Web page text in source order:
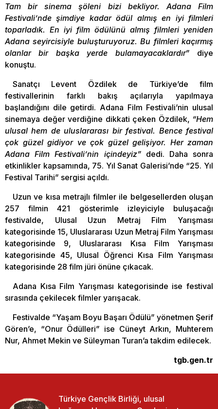
Tam bir sinema şöleni bizi bekliyor. Adana Film
Festivali’nde şimdiye kadar ödül almış en iyi filmleri
toparladık. En iyi film ödülünü almış filmleri yeniden
Adana seyircisiyle buluşturuyoruz. Bu filmleri kaçırmış
olanlar bir başka yerde bulamayacaklardır” diye
konuştu.
Sanatçı Levent Özdilek de Türkiye’de film
festivallerinin farklı bakış açılarıyla yapılmaya
başlandığını dile getirdi. Adana Film Festivali’nin ulusal
sinemaya değer verdiğine dikkati çeken Özdilek, “Hem
ulusal hem de uluslararası bir festival. Bence festival
çok güzel gidiyor ve çok güzel gelişiyor. Her zaman
Adana Film Festivali’nin içindeyiz”dedi. Daha sonra
etkinlikler kapsamında, 75. Yıl Sanat Galerisi’nde “25. Yıl
Festival Tarihi” sergisi açıldı.
Uzun ve kısa metrajlı filmler ile belgesellerden oluşan
257 filmin 421 gösterimle izleyiciyle buluşacağı
festivalde, Ulusal Uzun Metraj Film Yarışması
kategorisinde 15, Uluslararası Uzun Metraj Film Yarışması
kategorisinde 9, Uluslararası Kısa Film Yarışması
kategorisinde 45, Ulusal Öğrenci Kısa Film Yarışması
kategorisinde 28 film jüri önüne çıkacak.
Adana Kısa Film Yarışması kategorisinde ise festival
sırasında çekilecek filmler yarışacak.
Festivalde “Yaşam Boyu Başarı Ödülü” yönetmen Şerif
Gören’e, “Onur Ödülleri” ise Cüneyt Arkın, Muhterem
Nur, Ahmet Mekin ve Süleyman Turan’a takdim edilecek.
tgb.gen.tr
Türkiye Gençlik Birliği, ulusal